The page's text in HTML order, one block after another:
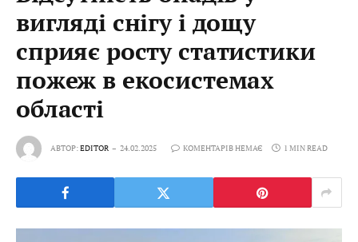
вигляді снігу і дощу
сприяє росту статистики
пожеж в екосистемах
області
АВТОР:EDITOR 24.02.2025 КОМЕНТАРІВ НЕМАЄ 1 MIN READ